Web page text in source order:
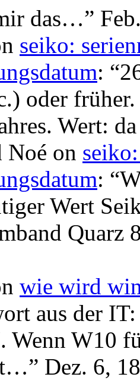
das…”
seiko:
: “
oder
Wert:
Noé on
: “
Wert
Quarz
wie wird
aus der
Wenn W10
” Dez. 6,